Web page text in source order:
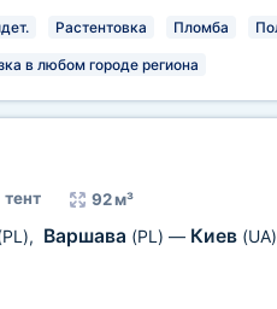
Растентовка Пломба
в любом городе региона
тент 92 м³
, Варшава (PL) — Киев (UA)